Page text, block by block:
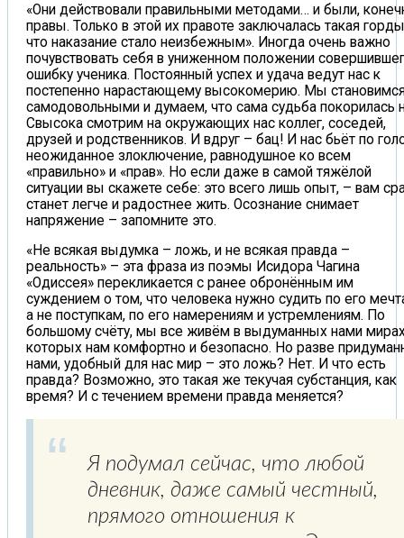
«Они действовали правильными методами… и были,
правы. Только в этой их правоте заключалась такая
что наказание стало неизбежным». Иногда очень важно
почувствовать себя в униженном положении
ошибку ученика. Постоянный успех и удача ведут нас к
постепенно нарастающему высокомерию. Мы
самодовольными и думаем, что сама судьба покорилась
Свысока смотрим на окружающих нас коллег, соседей,
друзей и родственников. И вдруг – бац! И нас бьёт по
неожиданное злоключение, равнодушное ко всем
«правильно» и «прав». Но если даже в самой тяжёлой
ситуации вы скажете себе: это всего лишь опыт, – вам
станет легче и радостнее жить. Осознание снимает
напряжение – запомните это.
«Не всякая выдумка – ложь, и не всякая правда –
реальность» – эта фраза из поэмы Исидора Чагина
«Одиссея» перекликается с ранее обронённым им
суждением о том, что человека нужно судить по его
а не поступкам, по его намерениям и устремлениям. По
большому счёту, мы все живём в выдуманных нами
которых нам комфортно и безопасно. Но разве
нами, удобный для нас мир – это ложь? Нет. И что есть
правда? Возможно, это такая же текучая субстанция, как
время? И с течением времени правда меняется?
Я подумал сейчас, что любой
дневник, даже самый честный,
прямого отношения к